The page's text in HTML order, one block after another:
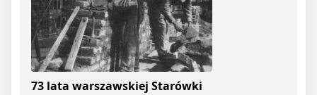
73 lata warszawskiej Starówki